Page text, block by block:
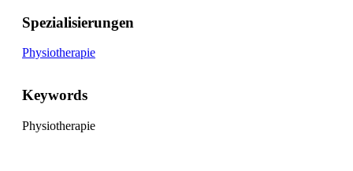
Spezialisierungen
Physiotherapie
Keywords
Physiotherapie